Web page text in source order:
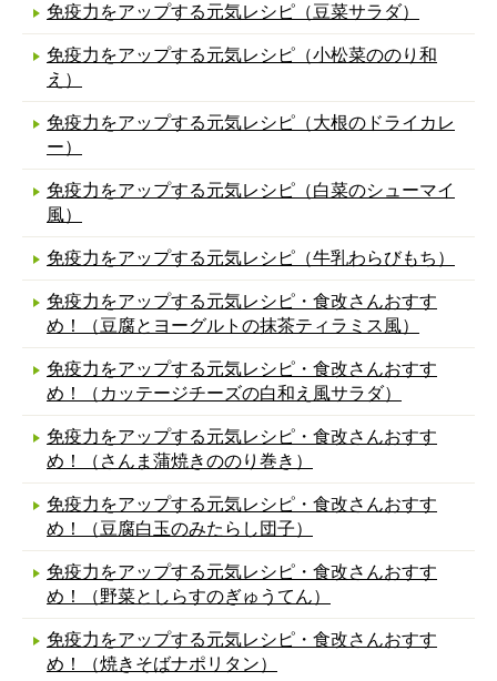
免疫力をアップする元気レシピ（豆菜サラダ）
免疫力をアップする元気レシピ（小松菜ののり和
え）
免疫力をアップする元気レシピ（大根のドライカレ
ー）
免疫力をアップする元気レシピ（白菜のシューマイ
風）
免疫力をアップする元気レシピ（牛乳わらびもち）
免疫力をアップする元気レシピ・食改さんおすす
め！（豆腐とヨーグルトの抹茶ティラミス風）
免疫力をアップする元気レシピ・食改さんおすす
め！（カッテージチーズの白和え風サラダ）
免疫力をアップする元気レシピ・食改さんおすす
め！（さんま蒲焼きののり巻き）
免疫力をアップする元気レシピ・食改さんおすす
め！（豆腐白玉のみたらし団子）
免疫力をアップする元気レシピ・食改さんおすす
め！（野菜としらすのぎゅうてん）
免疫力をアップする元気レシピ・食改さんおすす
め！（焼きそばナポリタン）